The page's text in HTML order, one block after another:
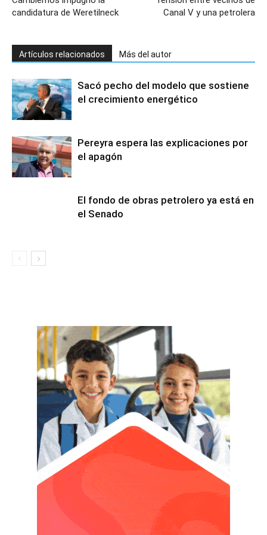
candidatura de Weretilneck
Canal V y una petrolera
Artículos relacionados Más del autor
Sacó pecho del modelo que sostiene
el crecimiento energético
Pereyra espera las explicaciones por
el apagón
El fondo de obras petrolero ya está en
el Senado